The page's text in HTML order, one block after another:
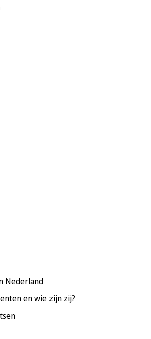
Nederland
en wie zijn zij?